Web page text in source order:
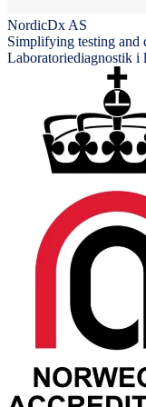
NordicDx AS
Simplifying testing and
Laboratoriediagnostik i